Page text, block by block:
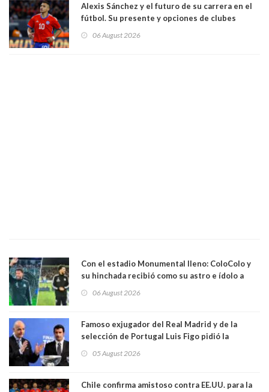
Alexis Sánchez y el futuro de su carrera en el
fútbol. Su presente y opciones de clubes
06 August 2026
Con el estadio Monumental lleno: ColoColo y
su hinchada recibió como su astro e ídolo a
06 August 2026
Famoso exjugador del Real Madrid y de la
selección de Portugal Luis Figo pidió la
comportamiento más bajo y cobarde que he
05 August 2026
Chile confirma amistoso contra EE.UU. para la